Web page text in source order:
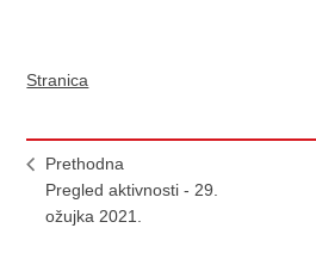
Stranica
Prethodna
Pregled aktivnosti - 29.
ožujka 2021.